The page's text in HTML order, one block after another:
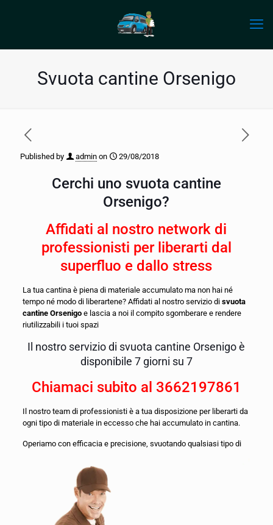
Svuota cantine Orsenigo
Published by admin on 29/08/2018
Cerchi uno svuota cantine
Orsenigo?
Affidati al nostro network di
professionisti per liberarti dal
superfluo e dallo stress
La tua cantina è piena di materiale accumulato ma non hai né
tempo né modo di liberartene? Affidati al nostro servizio di svuota
cantine Orsenigo e lascia a noi il compito sgomberare e rendere
riutilizzabili i tuoi spazi
Il nostro servizio di svuota cantine Orsenigo è
disponibile 7 giorni su 7
Chiamaci subito al 3662197861
Il nostro team di professionisti è a tua disposizione per liberarti da
ogni tipo di materiale in eccesso che hai accumulato in cantina.
Operiamo con efficacia e precisione, svuotando qualsiasi tipo di